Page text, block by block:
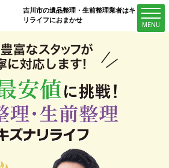
吉川市の遺品整理・生前整理業者はキズナ
リライフにおまかせ